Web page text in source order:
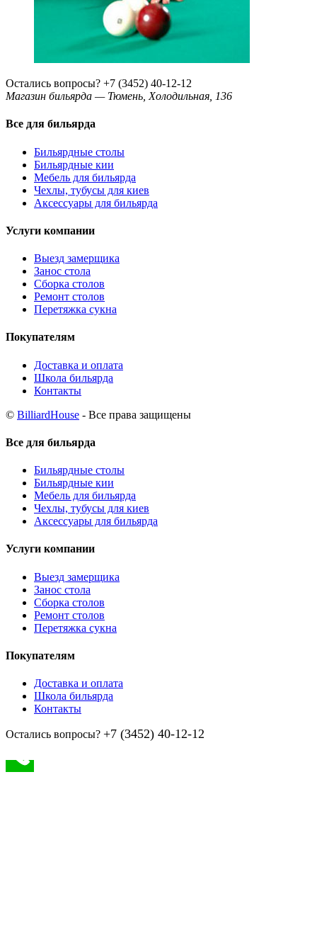
Остались вопросы? +7 (3452) 40-12-12
Магазин бильярда — Тюмень, Холодильная, 136
Все для бильярда
Бильярдные столы
Бильярдные кии
Мебель для бильярда
Чехлы, тубусы для киев
Аксессуары для бильярда
Услуги компании
Выезд замерщика
Занос стола
Сборка столов
Ремонт столов
Перетяжка сукна
Покупателям
Доставка и оплата
Школа бильярда
Контакты
© BilliardHouse - Все права защищены
Все для бильярда
Бильярдные столы
Бильярдные кии
Мебель для бильярда
Чехлы, тубусы для киев
Аксессуары для бильярда
Услуги компании
Выезд замерщика
Занос стола
Сборка столов
Ремонт столов
Перетяжка сукна
Покупателям
Доставка и оплата
Школа бильярда
Контакты
Остались вопросы? +7 (3452) 40-12-12